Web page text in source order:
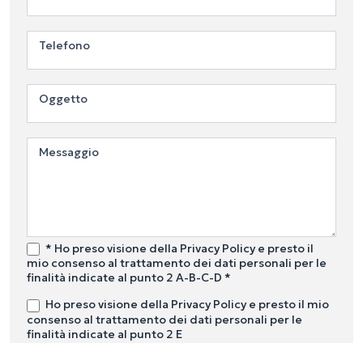
Telefono
Oggetto
Messaggio
* Ho preso visione della Privacy Policy e presto il
mio consenso al trattamento dei dati personali per le
finalità indicate al punto 2 A-B-C-D *
Ho preso visione della Privacy Policy e presto il mio
consenso al trattamento dei dati personali per le
finalità indicate al punto 2 E